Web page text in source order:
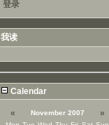
登录
我读
Calendar
« November 2007 »